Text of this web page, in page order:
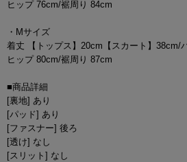
ヒップ 76cm/裾周り 84cm
・Mサイズ
着丈 【トップス】20cm【スカート】38cm/
ヒップ 80cm/裾周り 87cm
■商品詳細
[裏地] あり
[パッド] あり
[ファスナー] 後ろ
[透け] なし
[スリット] なし